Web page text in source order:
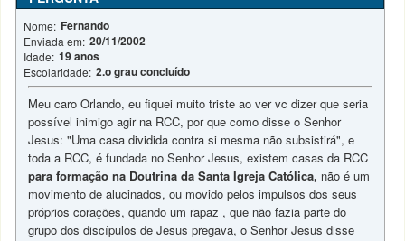
Nome: Fernando
Enviada em: 20/11/2002
Idade: 19 anos
Escolaridade: 2.o grau concluído
Meu caro Orlando, eu fiquei muito triste ao ver vc dizer que seria
possível inimigo agir na RCC, por que como disse o Senhor
Jesus: "Uma casa dividida contra si mesma não subsistirá", e
toda a RCC, é fundada no Senhor Jesus, existem casas da RCC
para formação na Doutrina da Santa Igreja Católica, não é um
movimento de alucinados, ou movido pelos impulsos dos seus
próprios corações, quando um rapaz , que não fazia parte do
grupo dos discípulos de Jesus pregava, o Senhor Jesus disse